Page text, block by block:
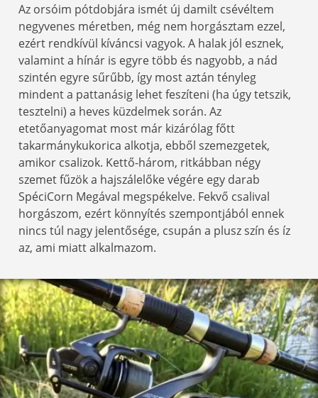
Az orsóim pótdobjára ismét új damilt csévéltem
negyvenes méretben, még nem horgásztam ezzel,
ezért rendkívül kíváncsi vagyok. A halak jól esznek,
valamint a hínár is egyre több és nagyobb, a nád
szintén egyre sűrűbb, így most aztán tényleg
mindent a pattanásig lehet feszíteni (ha úgy tetszik,
tesztelni) a heves küzdelmek során. Az
etetőanyagomat most már kizárólag főtt
takarmánykukorica alkotja, ebből szemezgetek,
amikor csalizok. Kettő-három, ritkábban négy
szemet fűzök a hajszálelőke végére egy darab
SpéciCorn Megával megspékelve. Fekvő csalival
horgászom, ezért könnyítés szempontjából ennek
nincs túl nagy jelentősége, csupán a plusz szín és íz
az, ami miatt alkalmazom.